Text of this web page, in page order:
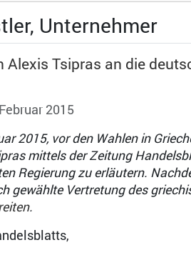
Unternehmer
Alexis Tsipras an die
2015
2015, vor den Wahlen in
mittels der Zeitung
Regierung zu erläutern.
gewählte Vertretung des
.